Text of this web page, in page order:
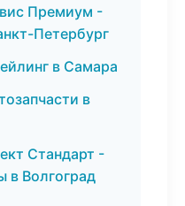
Премиум -
Петербург
в Самара
в
Стандарт -
в Волгоград